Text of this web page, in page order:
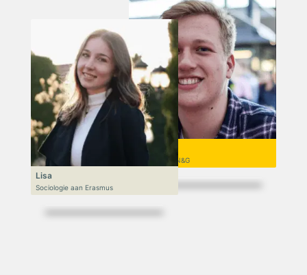
Niek
VWO 6, N&T/N&G
Lisa
Sociologie aan Erasmus